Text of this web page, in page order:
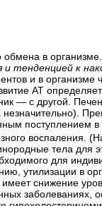
в
тенденцией к
и в организме
АТ
— с другой.
поступлением
воспаления.
тела для
для
утилизации в
снижение
заболеваниях,